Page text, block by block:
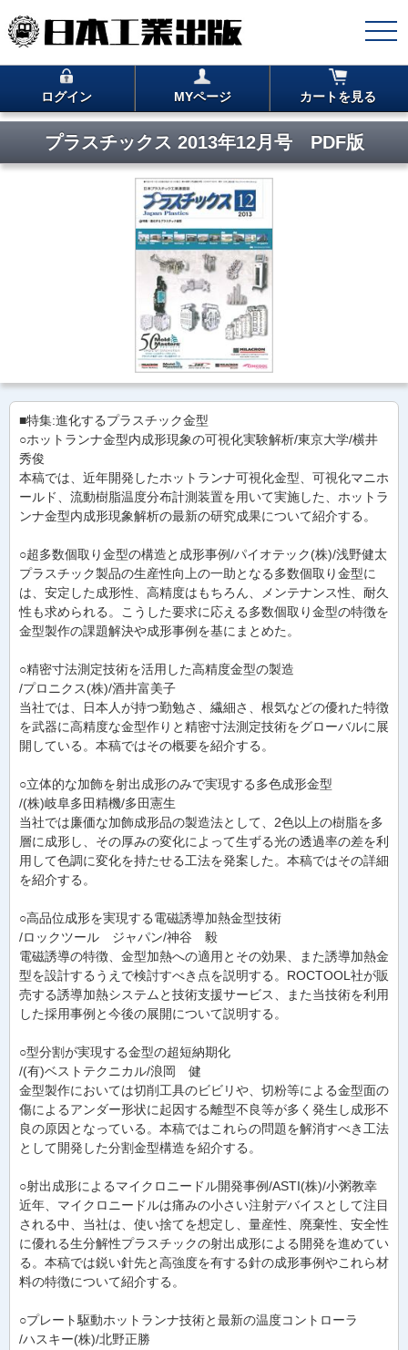
ログイン MYページ カートを見る
プラスチックス 2013年12月号 PDF版
■特集:進化するプラスチック金型
○ホットランナ金型内成形現象の可視化実験解析/東京大学/横井
秀俊
本稿では、近年開発したホットランナ可視化金型、可視化マニホ
ールド、流動樹脂温度分布計測装置を用いて実施した、ホットラ
ンナ金型内成形現象解析の最新の研究成果について紹介する。
○超多数個取り金型の構造と成形事例/パイオテック(株)/浅野健太
プラスチック製品の生産性向上の一助となる多数個取り金型に
は、安定した成形性、高精度はもちろん、メンテナンス性、耐久
性も求められる。こうした要求に応える多数個取り金型の特徴を
金型製作の課題解決や成形事例を基にまとめた。
○精密寸法測定技術を活用した高精度金型の製造
/プロニクス(株)/酒井富美子
当社では、日本人が持つ勤勉さ、繊細さ、根気などの優れた特徴
を武器に高精度な金型作りと精密寸法測定技術をグローバルに展
開している。本稿ではその概要を紹介する。
○立体的な加飾を射出成形のみで実現する多色成形金型
/(株)岐阜多田精機/多田憲生
当社では廉価な加飾成形品の製造法として、2色以上の樹脂を多
層に成形し、その厚みの変化によって生ずる光の透過率の差を利
用して色調に変化を持たせる工法を発案した。本稿ではその詳細
を紹介する。
○高品位成形を実現する電磁誘導加熱金型技術
/ロックツール ジャパン/神谷 毅
電磁誘導の特徴、金型加熱への適用とその効果、また誘導加熱金
型を設計するうえで検討すべき点を説明する。ROCTOOL社が販
売する誘導加熱システムと技術支援サービス、また当技術を利用
した採用事例と今後の展開について説明する。
○型分割が実現する金型の超短納期化
/(有)ベストテクニカル/浪岡 健
金型製作においては切削工具のビビリや、切粉等による金型面の
傷によるアンダー形状に起因する離型不良等が多く発生し成形不
良の原因となっている。本稿ではこれらの問題を解消すべき工法
として開発した分割金型構造を紹介する。
○射出成形によるマイクロニードル開発事例/ASTI(株)/小粥教幸
近年、マイクロニードルは痛みの小さい注射デバイスとして注目
される中、当社は、使い捨てを想定し、量産性、廃棄性、安全性
に優れる生分解性プラスチックの射出成形による開発を進めてい
る。本稿では鋭い針先と高強度を有する針の成形事例やこれら材
料の特徴について紹介する。
○プレート駆動ホットランナ技術と最新の温度コントローラ
/ハスキー(株)/北野正勝